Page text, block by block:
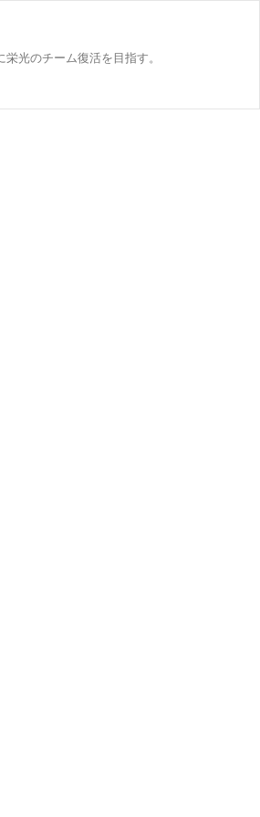
光のチーム復活を目指す。